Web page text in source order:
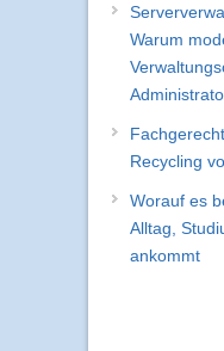
Warum
Recycling
Worauf es
Alltag,
ankommt